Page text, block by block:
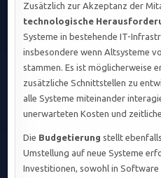
Zusätzlich zur Akzeptanz der
technologische
Systeme in bestehende IT-
insbesondere wenn Altsysteme
stammen. Es ist möglicherweise
zusätzliche Schnittstellen zu
alle Systeme miteinander
unerwarteten Kosten und
Die Budgetierung stellt
Umstellung auf neue Systeme
Investitionen, sowohl in Software